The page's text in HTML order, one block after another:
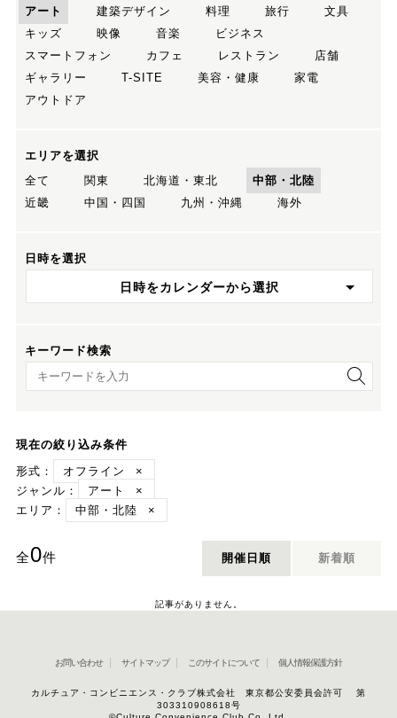
アート
建築デザイン 料理 旅行
文具
キッズ
映像 音楽
ビジネス
スマートフォン
カフェ レストラン
店舗
ギャラリー
T-SITE 美容・健康
家電
アウトドア
エリアを選択
全て
関東 北海道・東北
中部・北陸
近畿
中国・四国 九州・沖縄 海外
日時を選択
日時をカレンダーから選択
キーワード検索
キーワード検索
現在の絞り込み条件
形式：
オフライン
×
ジャンル：
アート
×
エリア：
中部・北陸 ×
全0件 開催日順 新着順
記事がありません。
お問い合わせ サイトマップ このサイトについて 個人情報保護方針
カルチュア・コンビニエンス・クラブ株式会社 東京都公安委員会許可 第
303310908618号